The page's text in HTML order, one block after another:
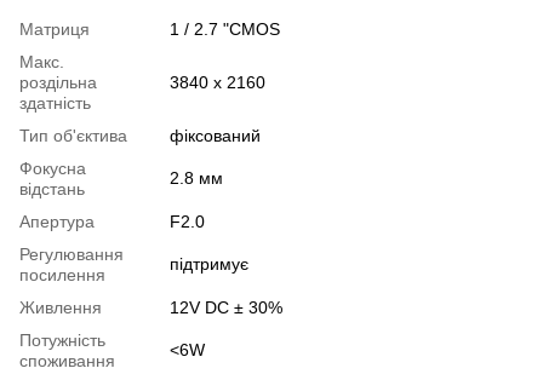
Матриця
1 / 2.7 "CMOS
Макс.
роздільна
здатність
3840 х 2160
Тип об'єктива
фіксований
Фокусна
відстань
2.8 мм
Апертура
F2.0
Регулювання
посилення
підтримує
Живлення
12V DC ± 30%
Потужність
споживання
<6W